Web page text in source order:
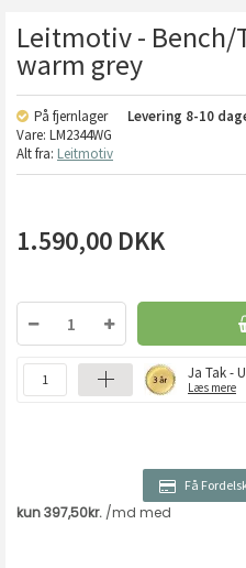
Leitmotiv - Bench/
warm grey
På fjernlager Levering 8-10
Vare: LM2344WG
Alt fra: Leitmotiv
1.590,00 DKK
Ja Tak -
Læs mere
Få